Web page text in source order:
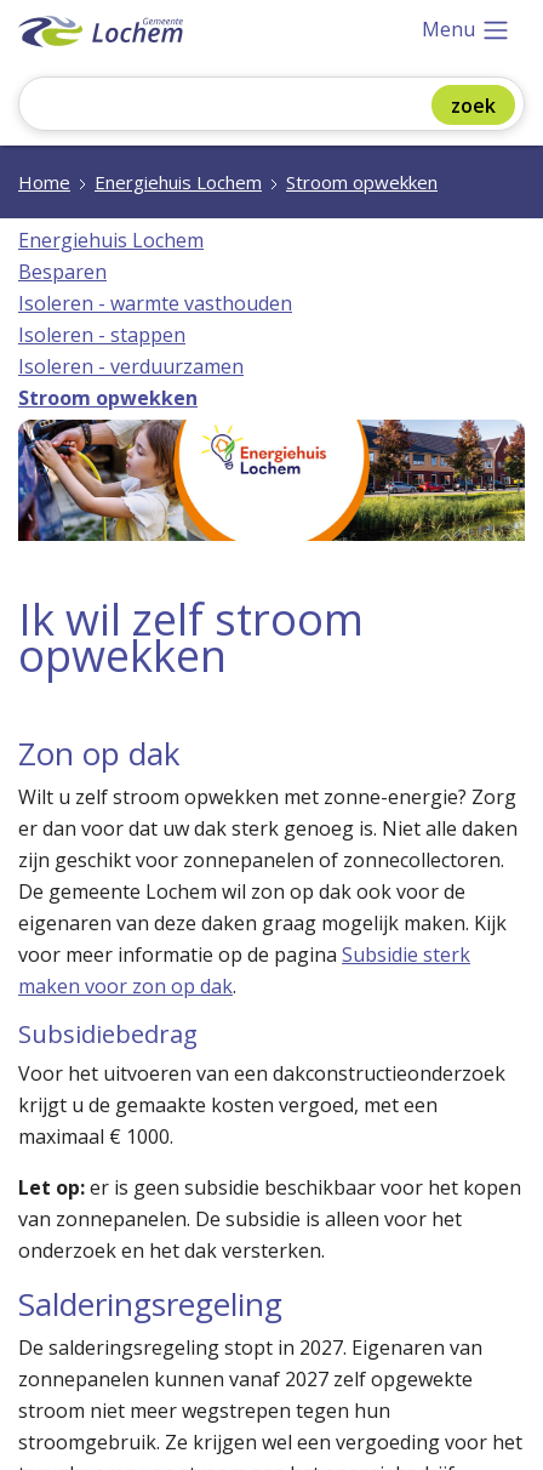
Menu
Home Energiehuis Lochem Stroom opwekken
Energiehuis Lochem
Besparen
Isoleren - warmte vasthouden
Isoleren - stappen
Isoleren - verduurzamen
Stroom opwekken
Ik wil zelf stroom
opwekken
Zon op dak
Wilt u zelf stroom opwekken met zonne-energie? Zorg
er dan voor dat uw dak sterk genoeg is. Niet alle daken
zijn geschikt voor zonnepanelen of zonnecollectoren.
De gemeente Lochem wil zon op dak ook voor de
eigenaren van deze daken graag mogelijk maken. Kijk
voor meer informatie op de pagina Subsidie sterk
maken voor zon op dak.
Subsidiebedrag
Voor het uitvoeren van een dakconstructieonderzoek
krijgt u de gemaakte kosten vergoed, met een
maximaal € 1000.
Let op:er is geen subsidie beschikbaar voor het kopen
van zonnepanelen. De subsidie is alleen voor het
onderzoek en het dak versterken.
Salderingsregeling
De salderingsregeling stopt in 2027. Eigenaren van
zonnepanelen kunnen vanaf 2027 zelf opgewekte
stroom niet meer wegstrepen tegen hun
stroomgebruik. Ze krijgen wel een vergoeding voor het